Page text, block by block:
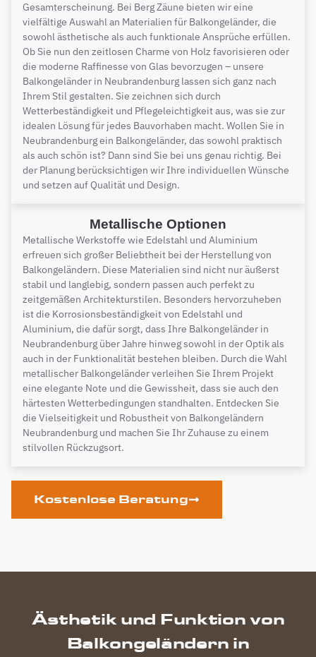
Gesamterscheinung. Bei Berg Zäune bieten wir eine
vielfältige Auswahl an Materialien für Balkongeländer, die
sowohl ästhetische als auch funktionale Ansprüche erfüllen.
Ob Sie nun den zeitlosen Charme von Holz favorisieren oder
die moderne Raffinesse von Glas bevorzugen – unsere
Balkongeländer in Neubrandenburg lassen sich ganz nach
Ihrem Stil gestalten. Sie zeichnen sich durch
Wetterbeständigkeit und Pflegeleichtigkeit aus, was sie zur
idealen Lösung für jedes Bauvorhaben macht. Wollen Sie in
Neubrandenburg ein Balkongeländer, das sowohl praktisch
als auch schön ist? Dann sind Sie bei uns genau richtig. Bei
der Planung berücksichtigen wir Ihre individuellen Wünsche
und setzen auf Qualität und Design.
Metallische Optionen
Metallische Werkstoffe wie Edelstahl und Aluminium
erfreuen sich großer Beliebtheit bei der Herstellung von
Balkongeländern. Diese Materialien sind nicht nur äußerst
stabil und langlebig, sondern passen auch perfekt zu
zeitgemäßen Architekturstilen. Besonders hervorzuheben
ist die Korrosionsbeständigkeit von Edelstahl und
Aluminium, die dafür sorgt, dass Ihre Balkongeländer in
Neubrandenburg über Jahre hinweg sowohl in der Optik als
auch in der Funktionalität bestehen bleiben. Durch die Wahl
metallischer Balkongeländer verleihen Sie Ihrem Projekt
eine elegante Note und die Gewissheit, dass sie auch den
härtesten Wetterbedingungen standhalten. Entdecken Sie
die Vielseitigkeit und Robustheit von Balkongeländern
Neubrandenburg und machen Sie Ihr Zuhause zu einem
stilvollen Rückzugsort.
Kostenlose Beratung
Ästhetik und Funktion von
Balkongeländern in